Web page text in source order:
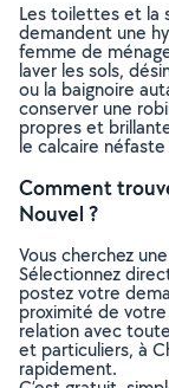
Les toilettes et la
demandent une
femme de
laver les sols,
ou la baignoire
conserver une
propres et
le calcaire
Comment
Nouvel ?
Vous cherchez
Sélectionnez
postez votre
proximité de
relation avec
et particuliers, à
rapidement.